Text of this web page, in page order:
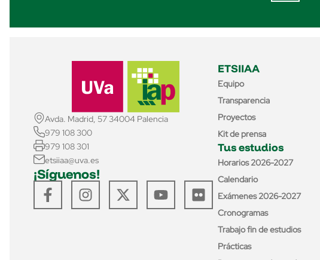
Avda. Madrid, 57 34004 Palencia
979 108 300
979 108 301
etsiiaa@uva.es
¡Síguenos!
ETSIIAA
Equipo
Transparencia
Proyectos
Kit de prensa
Tus estudios
Horarios 2026-2027
Calendario
Exámenes 2026-2027
Cronogramas
Trabajo fin de estudios
Prácticas